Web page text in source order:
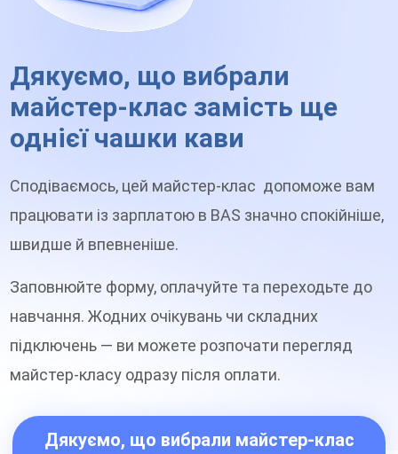
Дякуємо, що вибрали
майстер-клас замість ще
однієї чашки кави
Сподіваємось, цей майстер-клас допоможе вам
працювати із зарплатою в BAS значно спокійніше,
швидше й впевненіше.
Заповнюйте форму, оплачуйте та переходьте до
навчання. Жодних очікувань чи складних
підключень — ви можете розпочати перегляд
майстер-класу одразу після оплати.
Дякуємо, що вибрали майстер-клас